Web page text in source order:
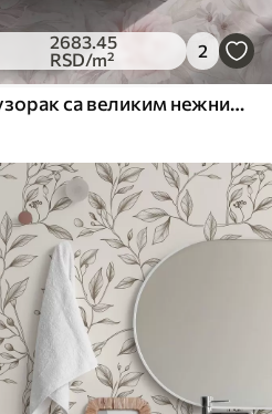
2683.45
RSD/m² 2
Светли узорак са великим нежним цвећем